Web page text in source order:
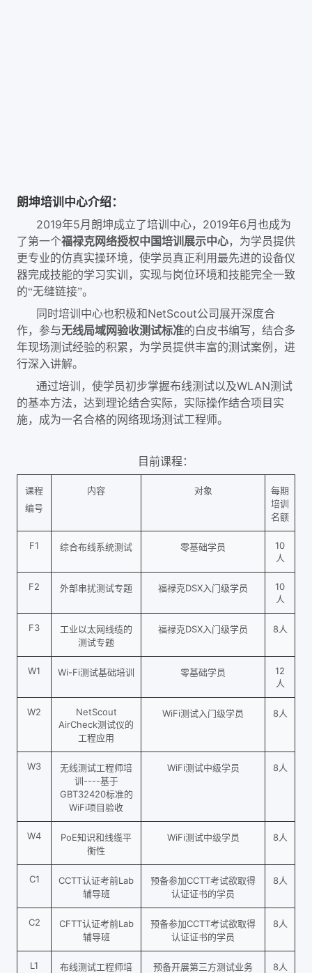
朗坤培训中心介绍：
2019年5月朗坤成立了培训中心，2019年6月也成为
了第一个福禄克网络授权中国培训展示中心，为学员提供
更专业的仿真实操环境，使学员真正利用最先进的设备仪
器完成技能的学习实训，实现与岗位环境和技能完全一致
的“无缝链接”。
同时培训中心也积极和NetScout公司展开深度合
作，参与无线局域网验收测试标准的白皮书编写，结合多
年现场测试经验的积累，为学员提供丰富的测试案例，进
行深入讲解。
通过培训，使学员初步掌握布线测试以及WLAN测试
的基本方法，达到理论结合实际，实际操作结合项目实
施，成为一名合格的网络现场测试工程师。
目前课程：
课程
编号
内容 对象
每期
培训
名额
F1 综合布线系统测试 零基础学员
10
人
F2 外部串扰测试专题 福禄克DSX入门级学员
10
人
F3
工业以太网线缆的
测试专题
福禄克DSX入门级学员 8人
W1 Wi-Fi测试基础培训 零基础学员
12
人
W2
NetScout
AirCheck测试仪的
工程应用
WiFi测试入门级学员 8人
W3
无线测试工程师培
训----基于
GBT32420标准的
WiFi项目验收
WiFi测试中级学员 8人
W4
PoE知识和线缆平
衡性
WiFi测试中级学员 8人
C1
CCTT认证考前Lab
辅导班
预备参加CCTT考试欲取得
认证证书的学员
8人
C2
CFTT认证考前Lab
辅导班
预备参加CCTT考试欲取得
认证证书的学员
8人
L1
布线测试工程师培
预备开展第三方测试业务 8人